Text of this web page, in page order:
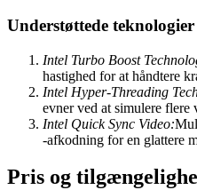
Understøttede teknologier
Intel Turbo Boost
hastighed for at håndtere
Intel Hyper-Threading
evner ved at simulere flere
Intel Quick Sync Video:
-afkodning for en glattere
Pris og